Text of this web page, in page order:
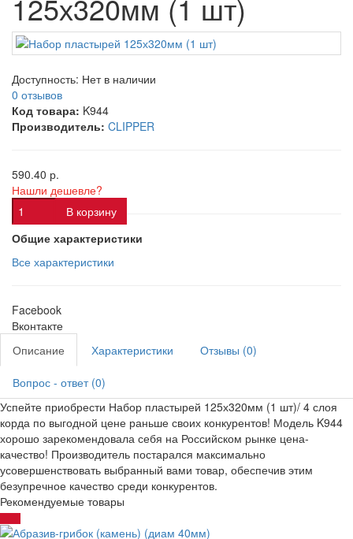
125х320мм (1 шт)
Доступность: Нет в наличии
0 отзывов
Код товара: K944
Производитель: CLIPPER
590.40 р.
Нашли дешевле?
В корзину
Общие характеристики
Все характеристики
Facebook
Вконтакте
Описание
Характеристики Отзывы (0)
Вопрос - ответ (0)
Успейте приобрести Набор пластырей 125х320мм (1 шт)/ 4 слоя
корда по выгодной цене раньше своих конкурентов! Модель K944
хорошо зарекомендовала себя на Российском рынке цена-
качество! Производитель постарался максимально
усовершенствовать выбранный вами товар, обеспечив этим
безупречное качество среди конкурентов.
Рекомендуемые товары